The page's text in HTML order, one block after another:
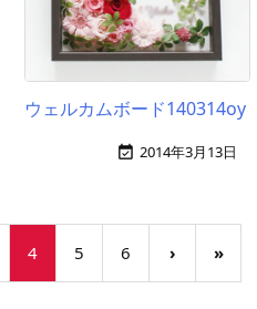
ウェルカムボード140314oy
 2014年3月13日
4 5 6 › »